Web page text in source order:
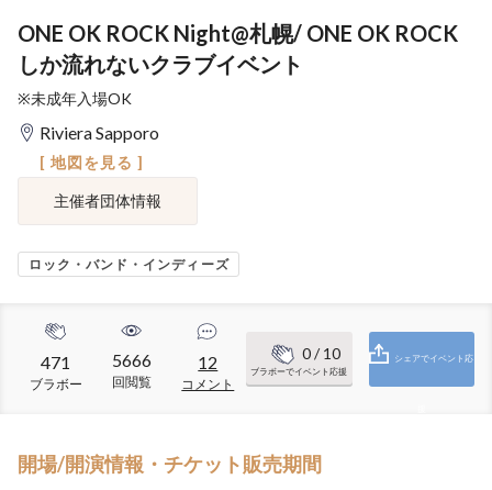
ONE OK ROCK Night@札幌/ ONE OK ROCK
しか流れないクラブイベント
※未成年入場OK
Riviera Sapporo
[ 地図を見る ]
主催者団体情報
ロック・バンド・インディーズ
471
ブラボー
5666
回閲覧
12
コメント
0/ 10
ブラボーでイベント応援
シェアでイベント応
開場/開演情報・チケット販売期間